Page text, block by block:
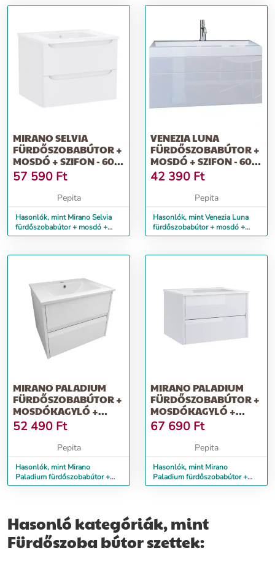
MIRANO SELVIA
FÜRDŐSZOBABÚTOR +
MOSDÓ + SZIFON - 60
CM (FÉNYES FEHÉR)
57 590 Ft
Pepita
Hasonlók, mint Mirano Selvia
fürdőszobabútor + mosdó +
szifon - 60 cm (fényes fehér)
VENEZIA LUNA
FÜRDŐSZOBABÚTOR +
MOSDÓ + SZIFON - 60
CM (FÉNYES FEHÉR)
42 390 Ft
Pepita
Hasonlók, mint Venezia Luna
fürdőszobabútor + mosdó +
szifon - 60 cm (fényes fehér)
MIRANO PALADIUM
FÜRDŐSZOBABÚTOR +
MOSDÓKAGYLÓ +
SZIFON - 50 CM (FEHÉR)
52 490 Ft
Pepita
Hasonlók, mint Mirano
Paladium fürdőszobabútor +
mosdókagyló + szifon - 50 cm
MIRANO PALADIUM
FÜRDŐSZOBABÚTOR +
MOSDÓKAGYLÓ +
SZIFON - 80 CM
(FEHÉR)
67 690 Ft
Pepita
Hasonlók, mint Mirano
Paladium fürdőszobabútor +
mosdókagyló + szifon - 80 cm
Hasonló kategóriák, mint
Fürdőszoba bútor szettek: